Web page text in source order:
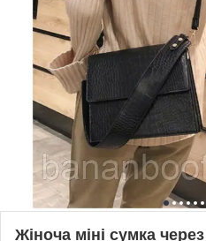
Жіноча міні сумка